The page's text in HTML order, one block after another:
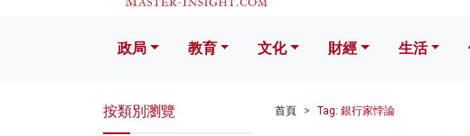
政局 教育 文化 財經 生活
首頁 Tag: 銀行家悖論
按類別瀏覽